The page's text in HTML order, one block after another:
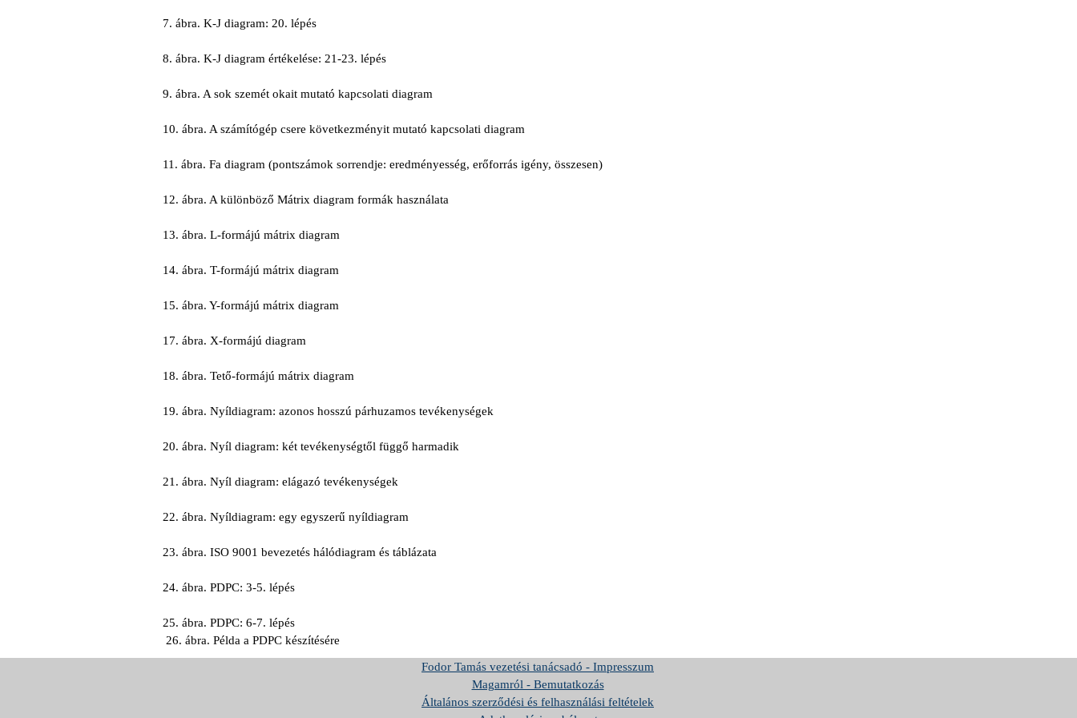
7. ábra. K-J diagram: 20. lépés
8. ábra. K-J diagram értékelése: 21-23. lépés
9. ábra. A sok szemét okait mutató kapcsolati diagram
10. ábra. A számítógép csere következményit mutató kapcsolati diagram
11. ábra. Fa diagram (pontszámok sorrendje: eredményesség, erőforrás igény, összesen)
12. ábra. A különböző Mátrix diagram formák használata
13. ábra. L-formájú mátrix diagram
14. ábra. T-formájú mátrix diagram
15. ábra. Y-formájú mátrix diagram
17. ábra. X-formájú diagram
18. ábra. Tető-formájú mátrix diagram
19. ábra. Nyíldiagram: azonos hosszú párhuzamos tevékenységek
20. ábra. Nyíl diagram: két tevékenységtől függő harmadik
21. ábra. Nyíl diagram: elágazó tevékenységek
22. ábra. Nyíldiagram: egy egyszerű nyíldiagram
23. ábra. ISO 9001 bevezetés hálódiagram és táblázata
24. ábra. PDPC: 3-5. lépés
25. ábra. PDPC: 6-7. lépés
26. ábra. Példa a PDPC készítésére
Fodor Tamás vezetési tanácsadó - Impresszum
Magamról - Bemutatkozás
Általános szerződési és felhasználási feltételek